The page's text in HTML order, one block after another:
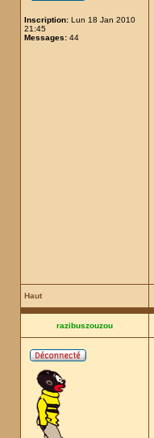
Inscription: Lun 18 Jan 2010
21:45
Messages: 44
Haut
razibuszouzou